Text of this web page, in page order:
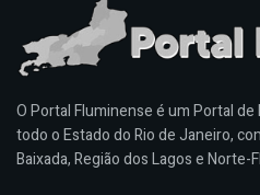
O Portal Fluminense é um Portal
todo o Estado do Rio de Janeiro,
Baixada, Região dos Lagos e Norte-